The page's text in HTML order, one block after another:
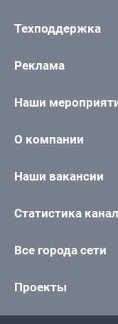
Техподдержка
Реклама
Наши
О компании
Наши вакансии
Статистика
Все города сети
Проекты